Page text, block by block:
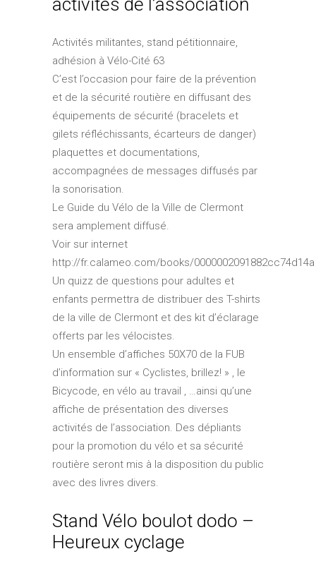
activités de l’association
Activités militantes, stand pétitionnaire,
adhésion à Vélo-Cité 63
C’est l’occasion pour faire de la prévention
et de la sécurité routière en diffusant des
équipements de sécurité (bracelets et
gilets réfléchissants, écarteurs de danger)
plaquettes et documentations,
accompagnées de messages diffusés par
la sonorisation.
Le Guide du Vélo de la Ville de Clermont
sera amplement diffusé.
Voir sur internet
http://fr.calameo.com/books/0000002091882cc74d14a
Un quizz de questions pour adultes et
enfants permettra de distribuer des T-shirts
de la ville de Clermont et des kit d’éclarage
offerts par les vélocistes.
Un ensemble d’affiches 50X70 de la FUB
d’information sur « Cyclistes, brillez! » , le
Bicycode, en vélo au travail , …ainsi qu’une
affiche de présentation des diverses
activités de l’association. Des dépliants
pour la promotion du vélo et sa sécurité
routière seront mis à la disposition du public
avec des livres divers.
Stand Vélo boulot dodo –
Heureux cyclage